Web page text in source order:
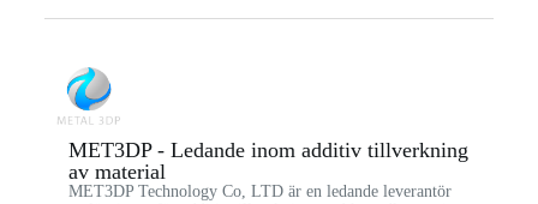
MET3DP - Ledande inom additiv tillverkning
av material
MET3DP Technology Co, LTD är en ledande leverantör